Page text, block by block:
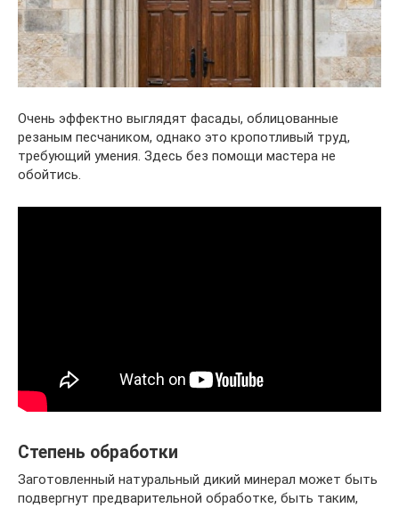
Очень эффектно выглядят фасады, облицованные
резаным песчаником, однако это кропотливый труд,
требующий умения. Здесь без помощи мастера не
обойтись.
Степень обработки
Заготовленный натуральный дикий минерал может быть
подвергнут предварительной обработке, быть таким,